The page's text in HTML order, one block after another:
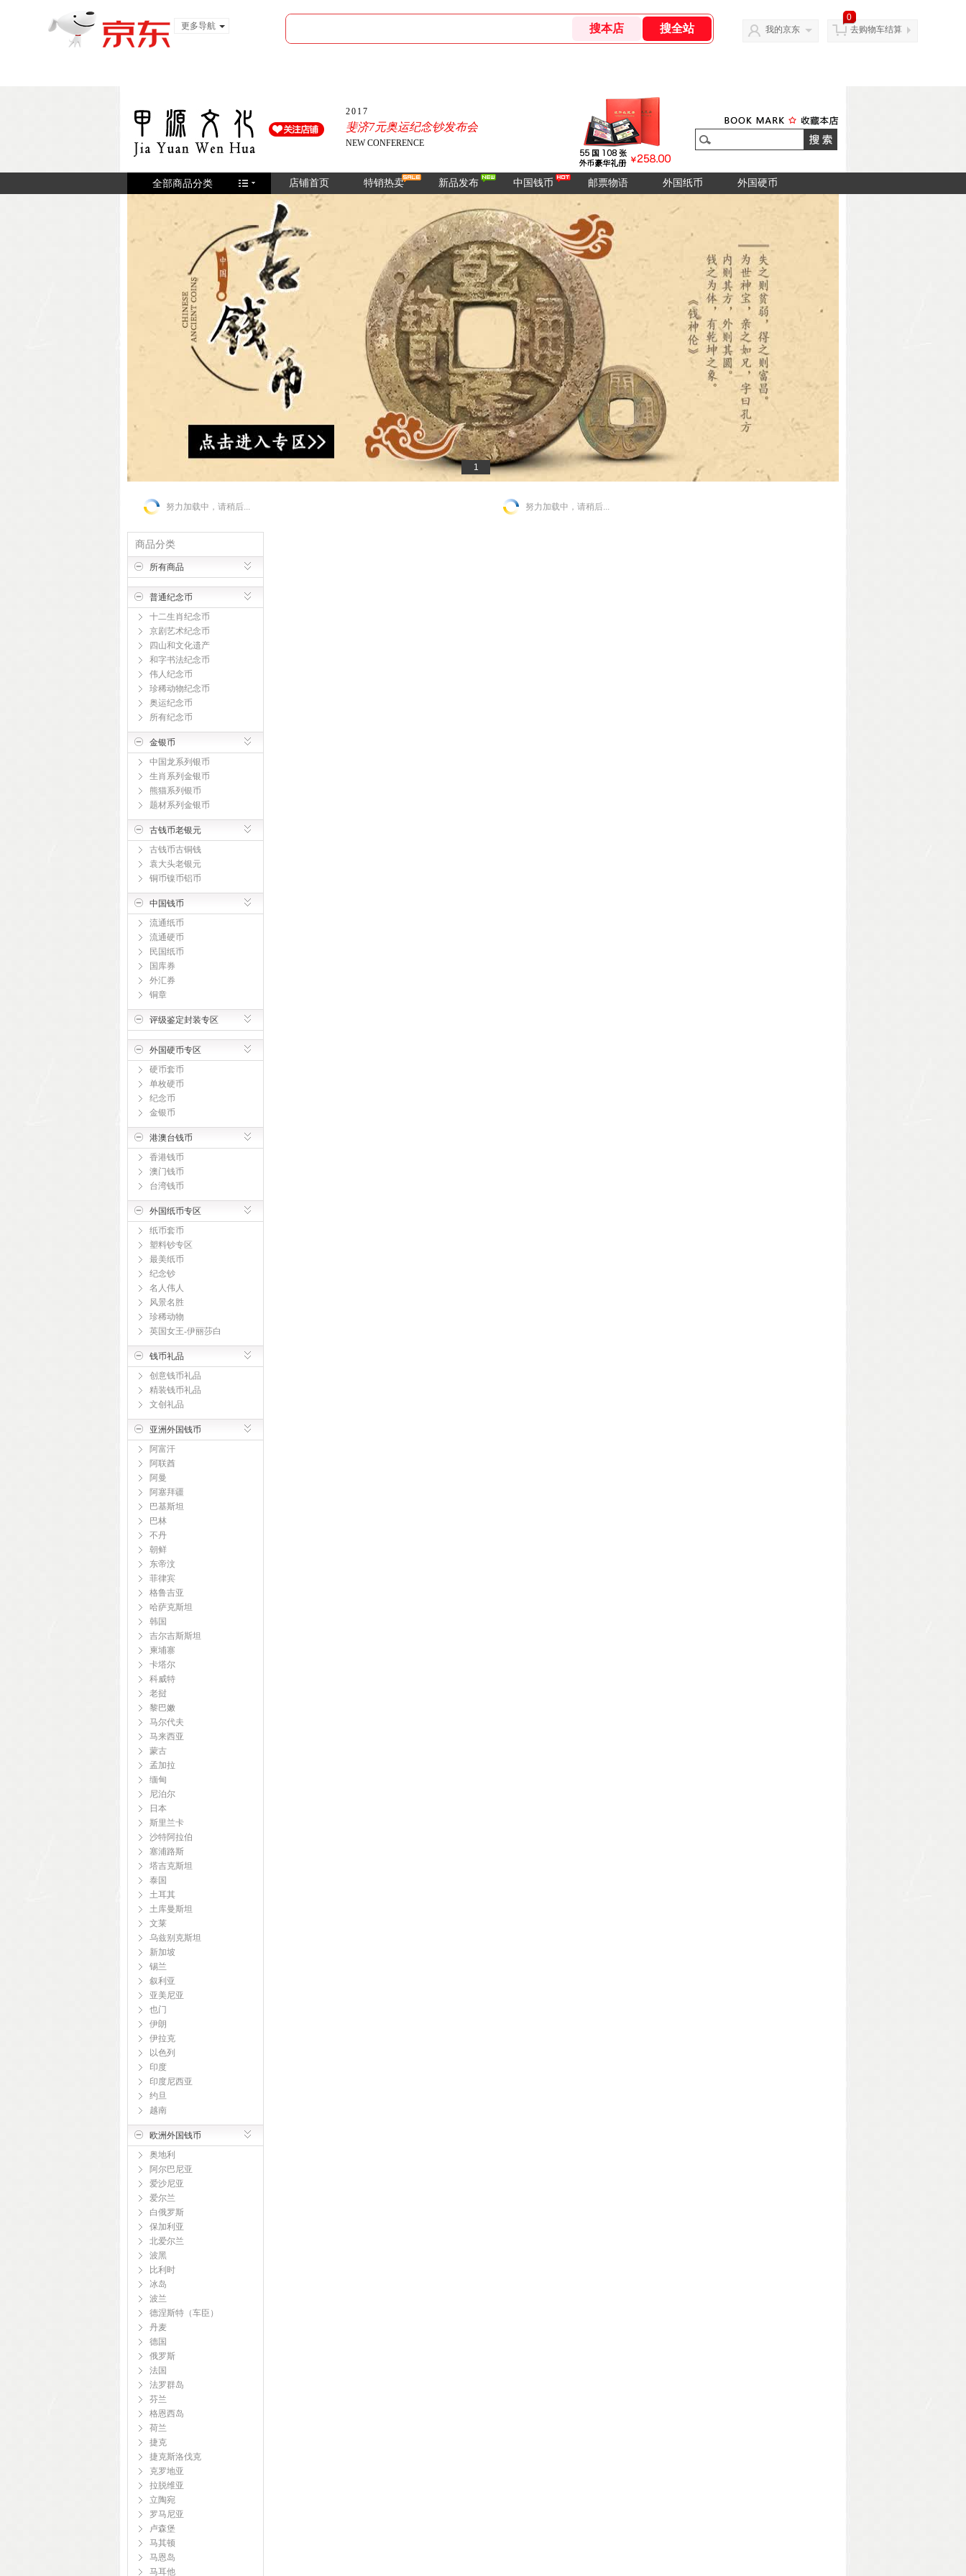
更多导航
我的京东
0
去购物车结算
2017
斐济7元奥运纪念钞发布会
NEW CONFERENCE
全部商品分类 店铺首页 特销热卖 新品发布 中国钱币 邮票物语 外国纸币 外国硬币
1
努力加载中，请稍后...
商品分类
所有商品
普通纪念币
十二生肖纪念币
京剧艺术纪念币
四山和文化遗产
和字书法纪念币
伟人纪念币
珍稀动物纪念币
奥运纪念币
所有纪念币
金银币
中国龙系列银币
生肖系列金银币
熊猫系列银币
题材系列金银币
古钱币老银元
古钱币古铜钱
袁大头老银元
铜币镍币铝币
中国钱币
流通纸币
流通硬币
民国纸币
国库券
外汇券
铜章
评级鉴定封装专区
外国硬币专区
硬币套币
单枚硬币
纪念币
金银币
港澳台钱币
香港钱币
澳门钱币
台湾钱币
外国纸币专区
纸币套币
塑料钞专区
最美纸币
纪念钞
名人伟人
风景名胜
珍稀动物
英国女王-伊丽莎白
钱币礼品
创意钱币礼品
精装钱币礼品
文创礼品
亚洲外国钱币
阿富汗
阿联酋
阿曼
阿塞拜疆
巴基斯坦
巴林
不丹
朝鲜
东帝汶
菲律宾
格鲁吉亚
哈萨克斯坦
韩国
吉尔吉斯斯坦
柬埔寨
卡塔尔
科威特
老挝
黎巴嫩
马尔代夫
马来西亚
蒙古
孟加拉
缅甸
尼泊尔
日本
斯里兰卡
沙特阿拉伯
塞浦路斯
塔吉克斯坦
泰国
土耳其
土库曼斯坦
文莱
乌兹别克斯坦
新加坡
锡兰
叙利亚
亚美尼亚
也门
伊朗
伊拉克
以色列
印度
印度尼西亚
约旦
越南
欧洲外国钱币
奥地利
阿尔巴尼亚
爱沙尼亚
爱尔兰
白俄罗斯
保加利亚
北爱尔兰
波黑
比利时
冰岛
波兰
德涅斯特（车臣）
丹麦
德国
俄罗斯
法国
法罗群岛
芬兰
格恩西岛
荷兰
捷克
捷克斯洛伐克
克罗地亚
拉脱维亚
立陶宛
罗马尼亚
卢森堡
马其顿
马恩岛
马耳他
努力加载中，请稍后...